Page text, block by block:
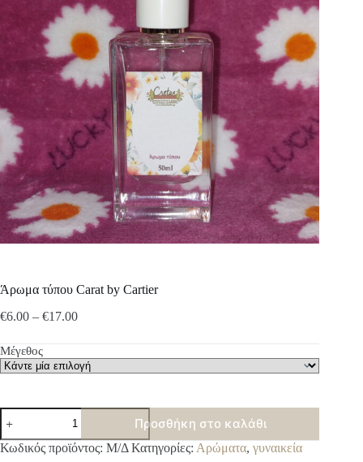
Άρωμα τύπου Carat by Cartier
€6.00 – €17.00Price
through
€17.00
Μέγεθος
Άρωμα
τύπου
Carat
by
Προσθήκη στο καλάθι
A
Κωδικός προϊόντος: Μ/Δ Κατηγορίες: Αρώματα, γυναικεία